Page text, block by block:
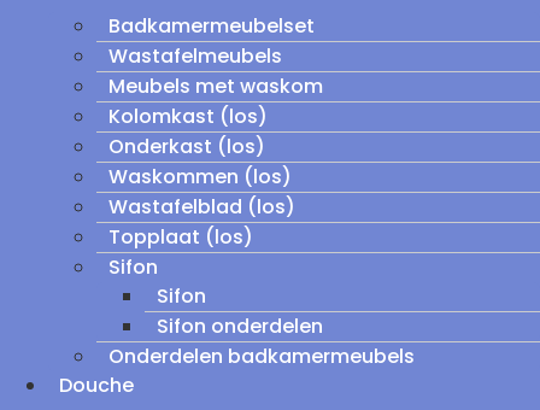
Badkamermeubelset
Wastafelmeubels
Meubels met waskom
Kolomkast (los)
Onderkast (los)
Waskommen (los)
Wastafelblad (los)
Topplaat (los)
Sifon
Sifon
Sifon onderdelen
Onderdelen badkamermeubels
Douche